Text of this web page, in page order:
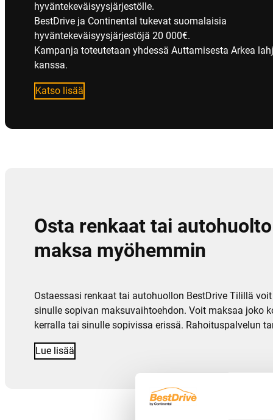
hyväntekeväisyysjärjestölle.
BestDrive ja Continental tukevat suomalaisia
hyväntekeväisyysjärjestöjä 20 000€.
Kampanja toteutetaan yhdessä Auttamisesta Arkea
kanssa.
Katso lisää
Osta renkaat tai
maksa myöhemmin
Ostaessasi renkaat tai autohuollon BestDrive Tilillä
sinulle sopivan maksuvaihtoehdon. Voit maksaa joko
kerralla tai sinulle sopivissa erissä. Rahoituspalvelun
Lue lisää